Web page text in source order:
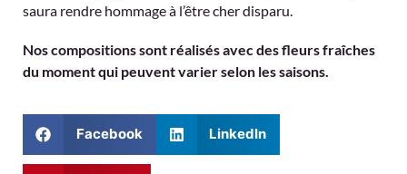
saura rendre hommage à l’être cher disparu.
Nos compositions sont réalisés avec des fleurs fraîches
du moment qui peuvent varier selon les saisons.
Facebook LinkedIn